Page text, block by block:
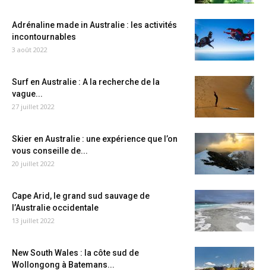
Adrénaline made in Australie : les activités
incontournables
3 août 2022
Surf en Australie : A la recherche de la
vague...
27 juillet 2022
Skier en Australie : une expérience que l’on
vous conseille de...
20 juillet 2022
Cape Arid, le grand sud sauvage de
l’Australie occidentale
13 juillet 2022
New South Wales : la côte sud de
Wollongong à Batemans...